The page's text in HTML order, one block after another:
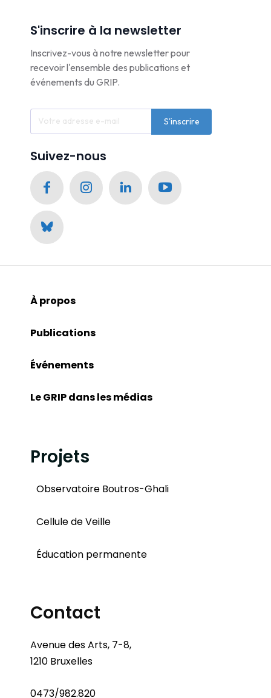
S'inscrire à la newsletter
Inscrivez-vous à notre newsletter pour
recevoir l'ensemble des publications et
événements du GRIP.
S'inscrire
Suivez-nous
À propos
Publications
Événements
Le GRIP dans les médias
Projets
Observatoire Boutros-Ghali
Cellule de Veille
Éducation permanente
Contact
Avenue des Arts, 7-8,
1210 Bruxelles
0473/982.820